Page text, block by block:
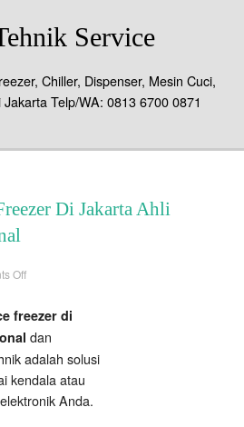
Service
Chiller, Dispenser, Mesin Cuci,
Telp/WA: 0813 6700 0871
Di Jakarta Ahli
Offon
Jakarta
Profesional
freezer di
dan
adalah solusi
kendala atau
Anda.